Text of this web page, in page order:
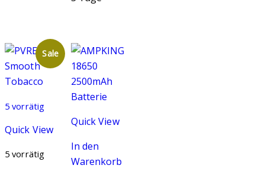
Sale
5 vorrätig
Quick View
5 vorrätig
Quick View
In den
Warenkorb